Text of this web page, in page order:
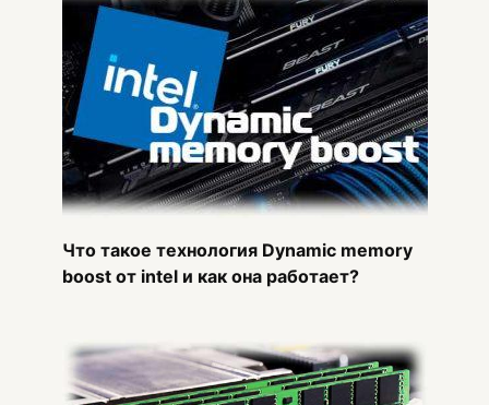
Что такое технология Dynamic memory
boost от intel и как она работает?